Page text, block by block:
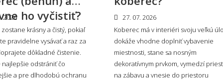
zvoliť do moderného interiéru?
ho vyčistiť?
2026
krásny a čistý, pokiaľ
pravidelne vysávať a raz za
dôkladné čistenie.
najlepšie odstrániť čo
a pre dlhodobú ochranu
27. 07. 2026
Koberec má v interiéri svoju veľkú
dokáže vhodne doplniť vybavenie
miestnosti, stane sa nosným
dekoratívnym prvkom, vymedzí
na zábavu a vnesie do priestoru